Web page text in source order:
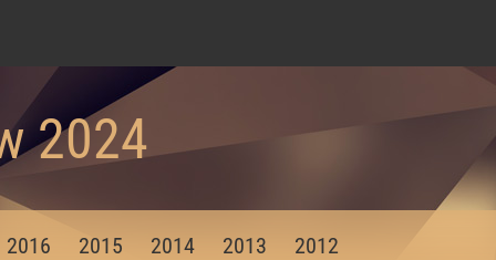
2024
2016 2015 2014 2013
2012